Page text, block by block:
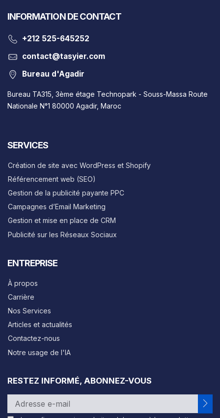
INFORMATION DE CONTACT
‎+212 525-645252
contact@tasyier.com
Bureau d'Agadir
Bureau TA315, 3ème étage Technopark - Souss-Massa Route
Nationale N°1 80000 Agadir, Maroc
SERVICES
Création de site avec WordPress et Shopify
Référencement web (SEO)
Gestion de la publicité payante PPC
Campagnes d’Email Marketing
Gestion et mise en place de CRM
Publicité sur les Réseaux Sociaux
ENTREPRISE
À propos
Carrière
Nos Services
Articles et actualités
Contactez-nous
Notre usage de l'IA
RESTEZ INFORMÉ, ABONNEZ-VOUS